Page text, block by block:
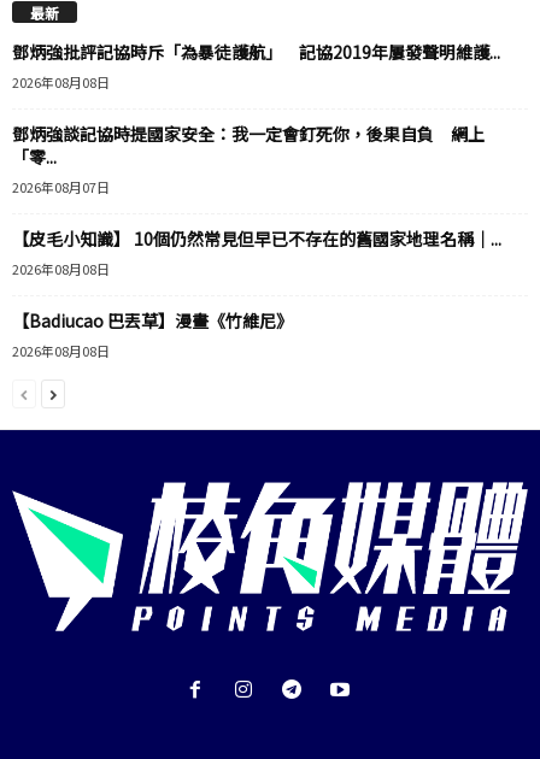
最新
鄧炳強批評記協時斥「為暴徒護航」 記協2019年屢發聲明維護...
2026年08月08日
鄧炳強談記協時提國家安全：我一定會釘死你，後果自負 網上
「零...
2026年08月07日
【皮毛小知識】 10個仍然常見但早已不存在的舊國家地理名稱｜...
2026年08月08日
【Badiucao 巴丟草】漫畫《竹維尼》
2026年08月08日